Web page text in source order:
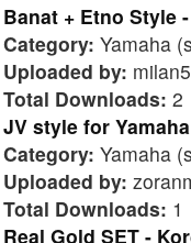
Banat + Etno Style
Category: Yamaha
Uploaded by:
Total Downloads: 2
JV style for Yamaha
Category: Yamaha
Uploaded by:
Total Downloads: 1
Real Gold SET -